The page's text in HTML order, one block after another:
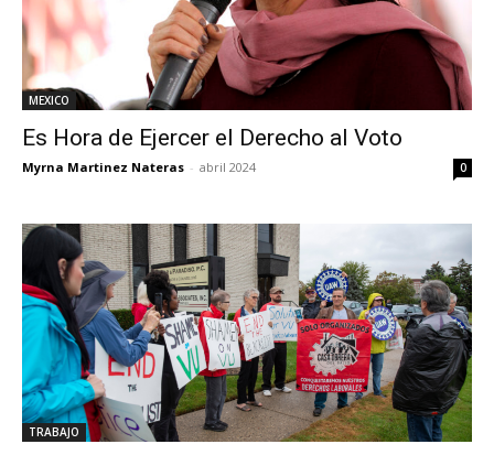
MEXICO
Es Hora de Ejercer el Derecho al Voto
Myrna Martinez Nateras - abril 2024 0
TRABAJO